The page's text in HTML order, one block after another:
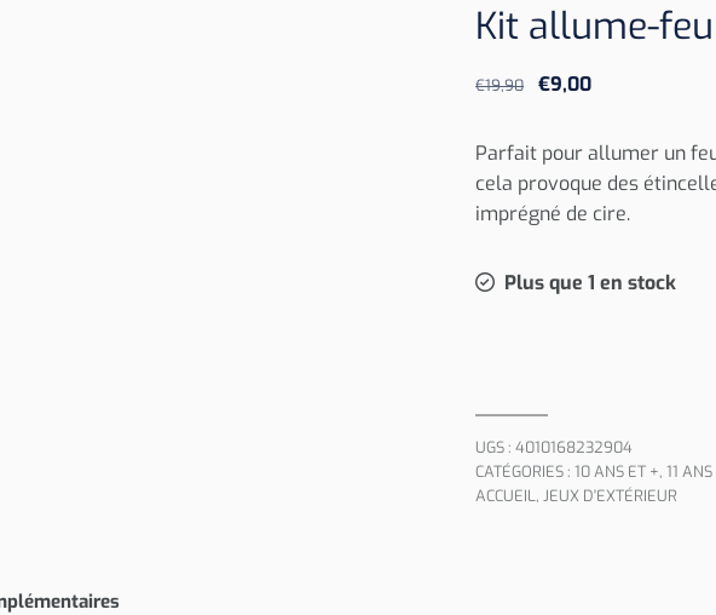
Kit allume-feu
€19,90
Le
initial
était :
€19,90.
€9,00Le
actuel
est :
€9,00.
Parfait pour allumer un
cela provoque des
imprégné de cire.
Plus que 1 en stock
UGS : 4010168232904
CATÉGORIES : 10 ANS ET +, 11
ACCUEIL, JEUX D'EXTÉRIEUR